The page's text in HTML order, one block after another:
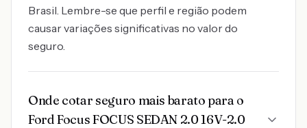
Brasil. Lembre-se que perfil e região podem
causar variações significativas no valor do
seguro.
Onde cotar seguro mais barato para o
Ford Focus FOCUS SEDAN 2.0 16V-2.0